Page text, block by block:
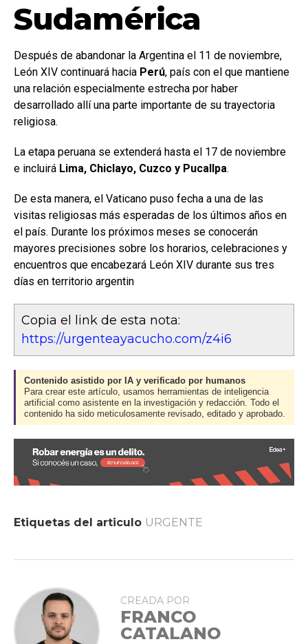
Sudamérica
Después de abandonar la Argentina el 11 de noviembre,
León XIV continuará hacia Perú, país con el que mantiene
una relación especialmente estrecha por haber
desarrollado allí una parte importante de su trayectoria
religiosa.
La etapa peruana se extenderá hasta el 17 de noviembre
e incluirá Lima, Chiclayo, Cuzco y Pucallpa.
De esta manera, el Vaticano puso fecha a una de las
visitas religiosas más esperadas de los últimos años en
el país. Durante los próximos meses se conocerán
mayores precisiones sobre los horarios, celebraciones y
encuentros que encabezará León XIV durante sus tres
días en territorio argentin
Copia el link de esta nota:
https://urgenteayacucho.com/z4i6
Contenido asistido por IA y verificado por humanos
Para crear este artículo, usamos herramientas de inteligencia
artificial como asistente en la investigación y redacción. Todo el
contenido ha sido meticulosamente revisado, editado y aprobado.
Etiquetas del articulo URGENTE
CREADA POR
FRANCO
CATALANO